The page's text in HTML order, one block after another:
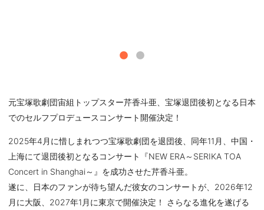
元宝塚歌劇団宙組トップスター芹香斗亜、宝塚退団後初となる日本
でのセルフプロデュースコンサート開催決定！
2025年4月に惜しまれつつ宝塚歌劇団を退団後、同年11月、中国・
上海にて退団後初となるコンサート『NEW ERA～SERIKA TOA
Concert in Shanghai～』を成功させた芹香斗亜。
遂に、日本のファンが待ち望んだ彼女のコンサートが、2026年12
月に大阪、2027年1月に東京で開催決定！ さらなる進化を遂げる